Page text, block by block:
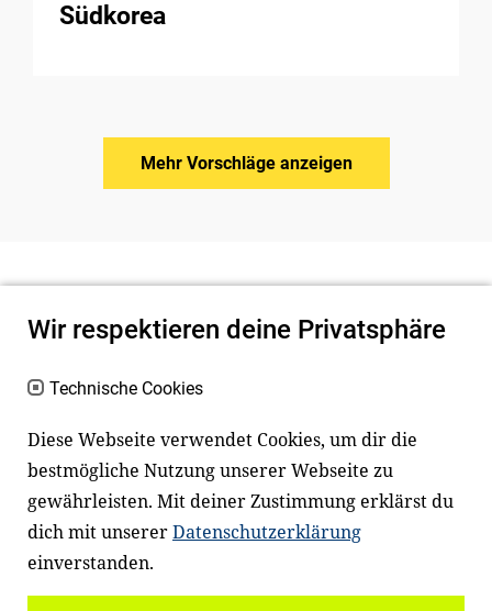
Südkorea
Mehr Vorschläge anzeigen
Newsletter
Facebook LinkedIn
Wir respektieren deine Privatsphäre
Technische Cookies
Diese Webseite verwendet Cookies, um dir die
bestmögliche Nutzung unserer Webseite zu
gewährleisten. Mit deiner Zustimmung erklärst du
dich mit unsererDatenschutzerklärung
einverstanden.